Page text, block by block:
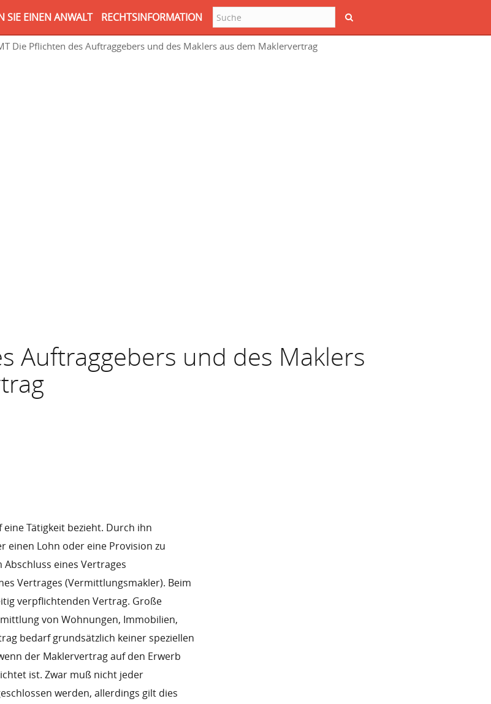
Suche
SIE EINEN ANWALT RECHTSINFORMATION
Die Pflichten des Auftraggebers und des Maklers aus dem Maklervertrag
Auftraggebers und des Maklers
Tätigkeit bezieht. Durch ihn
einen Lohn oder eine Provision zu
eines Vertrages
Vertrages (Vermittlungsmakler). Beim
verpflichtenden Vertrag. Große
von Wohnungen, Immobilien,
bedarf grundsätzlich keiner speziellen
der Maklervertrag auf den Erwerb
ist. Zwar muß nicht jeder
werden, allerdings gilt dies